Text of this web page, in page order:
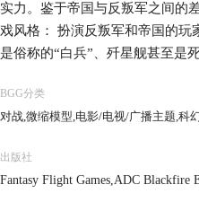
实力。鉴于帝国与反叛军之间的
戏风格： 扮演反叛军和帝国的
是俗称的“白兵”、歼星舰甚至是
合原作的玩法，悉数登场的人物
BGG分类
对战,微缩模型,电影/电视/广播主题,科
出版社
Fantasy Flight Games,ADC Blackfire